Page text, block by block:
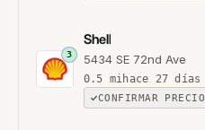
3
Shell
5434 SE 72nd Ave
0.5 mihace 27 días
CONFIRMAR PRECIO